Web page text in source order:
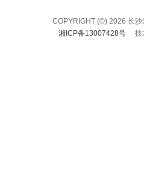
COPYRIGHT (©) 2026 长
湘ICP备13007428号
技